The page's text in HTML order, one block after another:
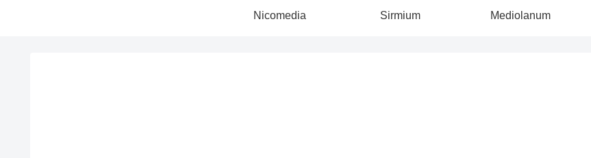
Nicomedia Sirmium Mediolanum